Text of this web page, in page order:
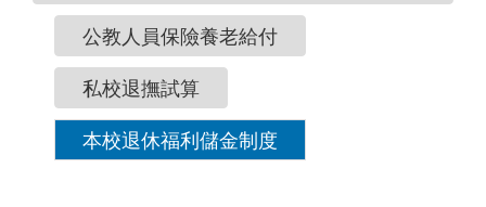
公教人員保險養老給付
私校退撫試算
本校退休福利儲金制度